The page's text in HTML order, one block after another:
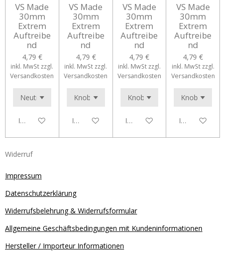
VS Made
30mm
Extrem
Auftreibe
nd
4,79 €
inkl. MwSt zzgl.
Versandkosten
In den Warenkorb
VS Made
30mm
Extrem
Auftreibe
nd
4,79 €
inkl. MwSt zzgl.
Versandkosten
In den Warenkorb
VS Made
30mm
Extrem
Auftreibe
nd
4,79 €
inkl. MwSt zzgl.
Versandkosten
In den Warenkorb
VS Made
30mm
Extrem
Auftreibe
nd
4,79 €
inkl. MwSt zzgl.
Versandkosten
In den
Widerruf
Impressum
Datenschutzerklärung
Widerrufsbelehrung & Widerrufsformular
Allgemeine Geschäftsbedingungen mit Kundeninformationen
Hersteller / Importeur Informationen